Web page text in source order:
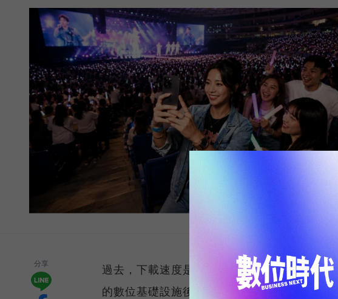
分享
過去，下載速度是評價電信服務的重要指標
的數位基礎設施後，消費者發現，再快的網